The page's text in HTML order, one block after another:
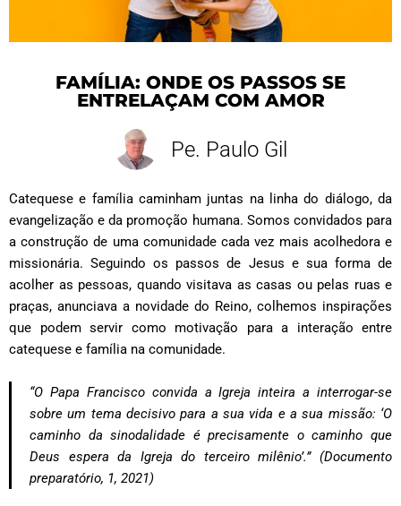
FAMÍLIA: ONDE OS PASSOS SE
ENTRELAÇAM COM AMOR
Pe. Paulo Gil
Catequese e família caminham juntas na linha do diálogo, da
evangelização e da promoção humana. Somos convidados para
a construção de uma comunidade cada vez mais acolhedora e
missionária. Seguindo os passos de Jesus e sua forma de
acolher as pessoas, quando visitava as casas ou pelas ruas e
praças, anunciava a novidade do Reino, colhemos inspirações
que podem servir como motivação para a interação entre
catequese e família na comunidade.
“O Papa Francisco convida a Igreja inteira a interrogar-se
sobre um tema decisivo para a sua vida e a sua missão: ‘O
caminho da sinodalidade é precisamente o caminho que
Deus espera da Igreja do terceiro milênio’.” (Documento
preparatório, 1, 2021)